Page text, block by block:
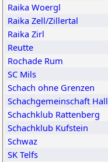
Raika Woergl
Raika Zell/Zillertal
Raika Zirl
Reutte
Rochade Rum
SC Mils
Schach ohne Grenzen
Schachgemeinschaft Hall
Schachklub Rattenberg
Schachklub Kufstein
Schwaz
SK Telfs